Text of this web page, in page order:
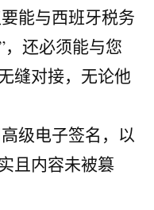
能与西班牙税务
，还必须能与您
缝对接，无论他
级电子签名，以
且内容未被篡